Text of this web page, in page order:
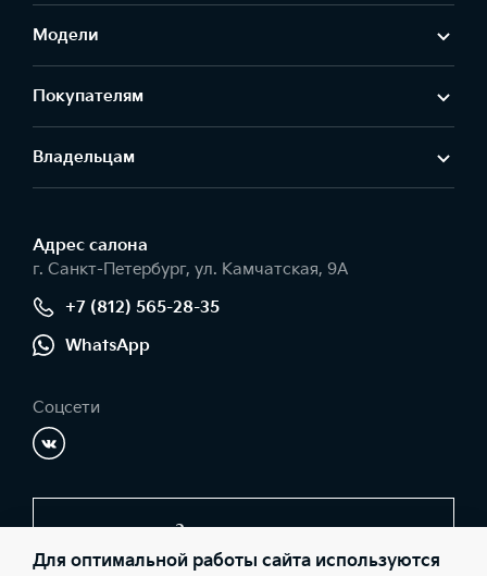
Модели
Покупателям
Владельцам
Адрес салонa
г. Санкт-Петербург, ул. Камчатская, 9А
+7 (812) 565-28-35
WhatsApp
Соцсети
Заказать звонок
Для оптимальной работы сайта используются